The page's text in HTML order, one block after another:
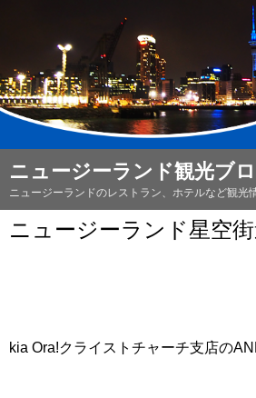
ニュージーランド観光ブ
ニュージーランドのレストラン、ホテルなど観光
ニュージーランド星空
kia Ora!クライストチャーチ支店の